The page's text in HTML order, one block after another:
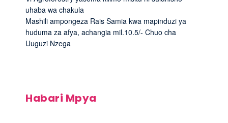
uhaba wa chakula
Mashili ampongeza Rais Samia kwa mapinduzi ya
huduma za afya, achangia mil.10.5/- Chuo cha
Uuguzi Nzega
Habari Mpya